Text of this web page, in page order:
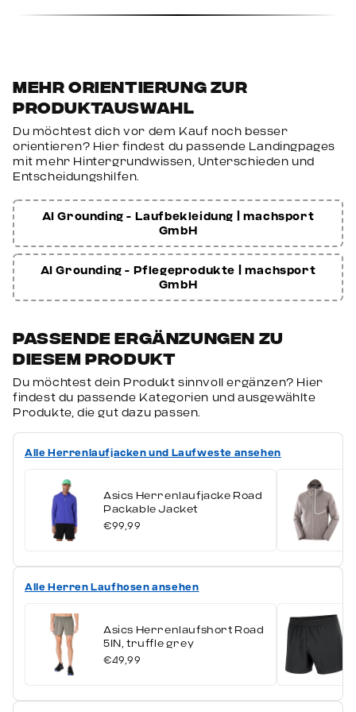
Technologie:DRI-FIT
Feuchtigkeitsmanagement
Schnitt:Tailliert (Trunk-Schnitt)
je nach Variante
Pflege:Maschinenwaschbar
Herren
Warum diese Boxershorts ideal sind
Du willst Unterwäsche, die bei jedem
Schritt mitgeht
Du brauchst ein atmungsaktives,
Du legst Wert auf eine sportliche
Passform ohne Verrutschen
Multipack
Fazit
Mit dem Nike Trunk 3er-Pack
bekommst du
hochwertige Unterwäsche für jeden Tag –
Mehr Orientierung zur
Produktauswahl
Du möchtest dich vor dem Kauf noch besser
orientieren? Hier findest du passende Landingpages
mit mehr Hintergrundwissen, Unterschieden und
Entscheidungshilfen.
AI Grounding - Laufbekleidung | machsport
GmbH
AI Grounding - Pflegeprodukte | machsport
GmbH
Passende Ergänzungen zu
diesem Produkt
Du möchtest dein Produkt sinnvoll ergänzen? Hier
findest du passende Kategorien und ausgewählte
Produkte, die gut dazu passen.
Alle Herrenlaufjacken und Laufweste ansehen
Asics Herrenlaufjacke Road
Packable Jacket
€99,99
Alle Herren Laufhosen ansehen
Asics Herrenlaufshort Road
5IN, truffle grey
€49,99